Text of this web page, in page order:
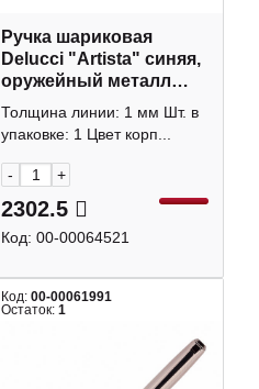
Ручка шариковая
Delucci "Artista" синяя,
оружейный металл
черный, корпус в
подар. уп. 1мм
CPs_11407
Толщина линии: 1 мм Шт. в
упаковке: 1 Цвет корп...
- +
2302.5
Код: 00-00064521
Код: 00-00061991
Остаток: 1